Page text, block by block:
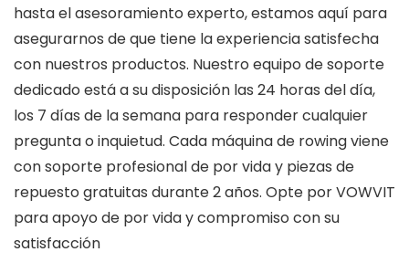
hasta el asesoramiento experto, estamos aquí para
asegurarnos de que tiene la experiencia satisfecha
con nuestros productos. Nuestro equipo de soporte
dedicado está a su disposición las 24 horas del día,
los 7 días de la semana para responder cualquier
pregunta o inquietud. Cada máquina de rowing viene
con soporte profesional de por vida y piezas de
repuesto gratuitas durante 2 años. Opte por VOWVIT
para apoyo de por vida y compromiso con su
satisfacción